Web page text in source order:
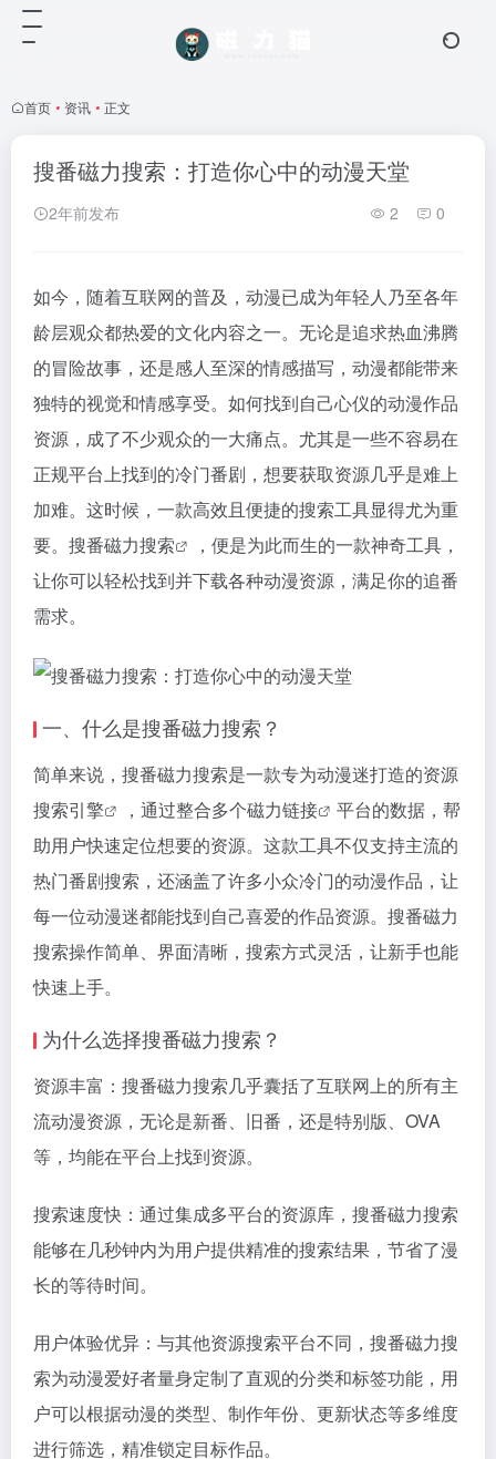
首页 • 资讯 • 正文
搜番磁力搜索：打造你心中的动漫天堂
2年前发布 2 0
如今，随着互联网的普及，动漫已成为年轻人乃至各年
龄层观众都热爱的文化内容之一。无论是追求热血沸腾
的冒险故事，还是感人至深的情感描写，动漫都能带来
独特的视觉和情感享受。如何找到自己心仪的动漫作品
资源，成了不少观众的一大痛点。尤其是一些不容易在
正规平台上找到的冷门番剧，想要获取资源几乎是难上
加难。这时候，一款高效且便捷的搜索工具显得尤为重
要。搜番磁力搜索
，便是为此而生的一款神奇工具，
让你可以轻松找到并下载各种动漫资源，满足你的追番
需求。
一、什么是搜番磁力搜索 ？
简单来说，搜番磁力搜索是一款专为动漫迷打造的资源
搜索引擎
，通过整合多个磁力链接
平台的数据，帮
助用户快速定位想要的资源。这款工具不仅支持主流的
热门番剧搜索，还涵盖了许多小众冷门的动漫作品，让
每一位动漫迷都能找到自己喜爱的作品资源。搜番磁力
搜索操作简单、界面清晰，搜索方式灵活，让新手也能
快速上手。
为什么选择搜番磁力搜索？
资源丰富：搜番磁力搜索几乎囊括了互联网上的所有主
流动漫资源，无论是新番、旧番，还是特别版、OVA
等，均能在平台上找到资源。
搜索速度快：通过集成多平台的资源库，搜番磁力搜索
能够在几秒钟内为用户提供精准的搜索结果，节省了漫
长的等待时间。
用户体验优异：与其他资源搜索平台不同，搜番磁力搜
索为动漫爱好者量身定制了直观的分类和标签功能，用
户可以根据动漫的类型、制作年份、更新状态等多维度
进行筛选，精准锁定目标作品。